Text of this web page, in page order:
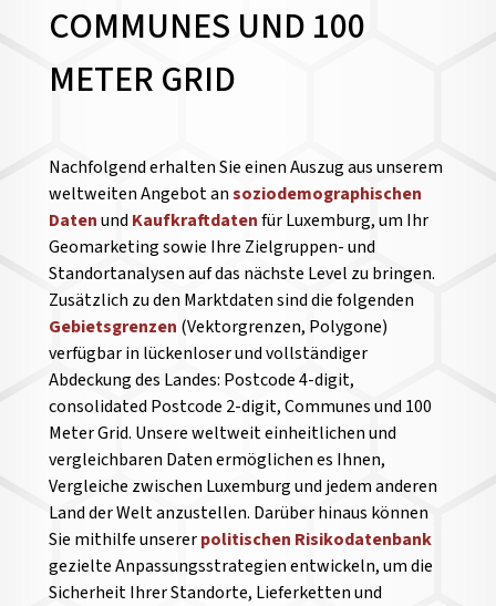
COMMUNES UND 100
METER GRID
Nachfolgend erhalten Sie einen Auszug aus unserem
weltweiten Angebot ansoziodemographischen
Datenund Kaufkraftdatenfür Luxemburg, um Ihr
Geomarketing sowie Ihre Zielgruppen- und
Standortanalysen auf das nächste Level zu bringen.
Zusätzlich zu den Marktdaten sind die folgenden
Gebietsgrenzen (Vektorgrenzen, Polygone)
verfügbar in lückenloser und vollständiger
Abdeckung des Landes: Postcode 4-digit,
consolidated Postcode 2-digit, Communes und 100
Meter Grid. Unsere weltweit einheitlichen und
vergleichbaren Daten ermöglichen es Ihnen,
Vergleiche zwischen Luxemburg und jedem anderen
Land der Welt anzustellen. Darüber hinaus können
Sie mithilfe unsererpolitischen Risikodatenbank
gezielte Anpassungsstrategien entwickeln, um die
Sicherheit Ihrer Standorte, Lieferketten und